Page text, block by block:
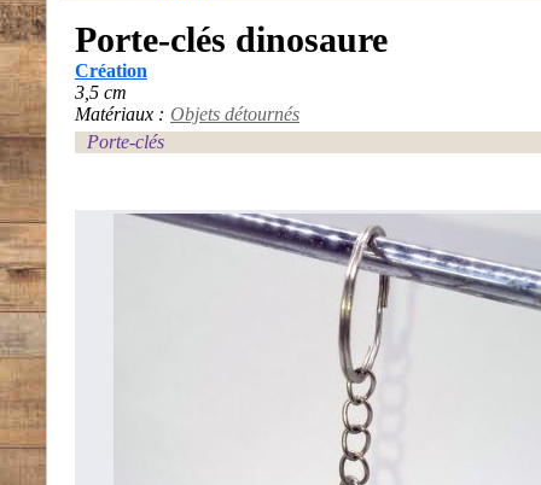
Porte-clés dinosaure
Création
3,5 cm
Matériaux : Objets détournés
Porte-clés